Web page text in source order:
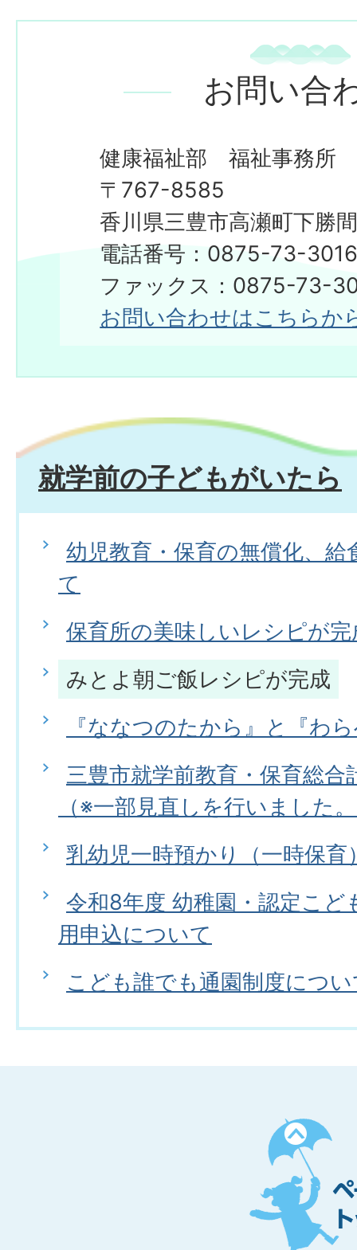
お問い合
健康福祉部 福祉事務所
〒767-8585
香川県三豊市高瀬町下勝
電話番号：0875-73-
ファックス：0875-73-
お問い合わせはこちらか
就学前の子どもがいたら
幼児教育・保育の無償化、
て
保育所の美味しいレシピが完
みとよ朝ご飯レシピが完成
『ななつのたから』と『わ
三豊市就学前教育・保育総
（※一部見直しを行いました
乳幼児一時預かり（一時保育
令和8年度 幼稚園・認定こど
用申込について
こども誰でも通園制度につ
ペ
ー
ジ
ト